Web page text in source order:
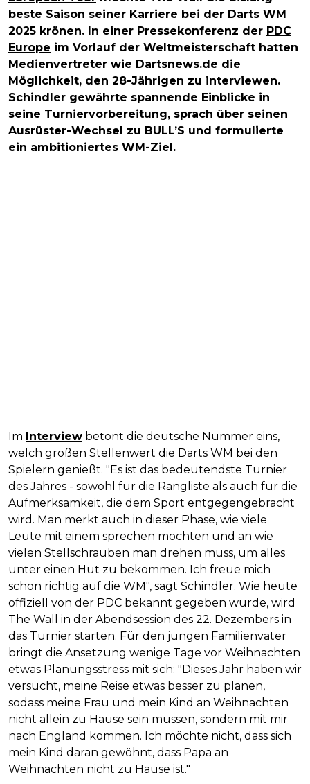
beste Saison seiner Karriere bei der Darts WM
2025 krönen. In einer Pressekonferenz der PDC
Europe im Vorlauf der Weltmeisterschaft hatten
Medienvertreter wie Dartsnews.de die
Möglichkeit, den 28-Jährigen zu interviewen.
Schindler gewährte spannende Einblicke in
seine Turniervorbereitung, sprach über seinen
Ausrüster-Wechsel zu BULL’S und formulierte
ein ambitioniertes WM-Ziel.
Im Interview betont die deutsche Nummer eins,
welch großen Stellenwert die Darts WM bei den
Spielern genießt. "Es ist das bedeutendste Turnier
des Jahres - sowohl für die Rangliste als auch für die
Aufmerksamkeit, die dem Sport entgegengebracht
wird. Man merkt auch in dieser Phase, wie viele
Leute mit einem sprechen möchten und an wie
vielen Stellschrauben man drehen muss, um alles
unter einen Hut zu bekommen. Ich freue mich
schon richtig auf die WM", sagt Schindler. Wie heute
offiziell von der PDC bekannt gegeben wurde, wird
The Wall in der Abendsession des 22. Dezembers in
das Turnier starten. Für den jungen Familienvater
bringt die Ansetzung wenige Tage vor Weihnachten
etwas Planungsstress mit sich: "Dieses Jahr haben wir
versucht, meine Reise etwas besser zu planen,
sodass meine Frau und mein Kind an Weihnachten
nicht allein zu Hause sein müssen, sondern mit mir
nach England kommen. Ich möchte nicht, dass sich
mein Kind daran gewöhnt, dass Papa an
Weihnachten nicht zu Hause ist."